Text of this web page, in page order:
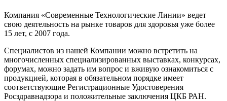
Компания «Современные Технологические Линии» ведет
свою деятельность на рынке товаров для здоровья уже более
15 лет, с 2007 года.
Специалистов из нашей Компании можно встретить на
многочисленных специализированных выставках, конкурсах,
форумах, можно задать им вопрос и вживую ознакомиться с
продукцией, которая в обязательном порядке имеет
соответствующие Регистрационные Удостоверения
Росздравнадзора и положительные заключения ЦКБ РАН.